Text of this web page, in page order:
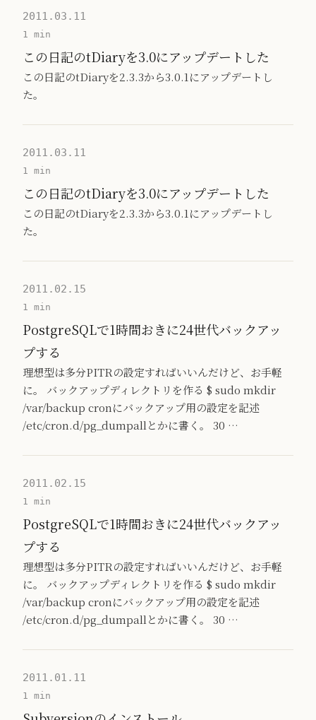
2011.03.11
1 min
この日記のtDiaryを3.0にアップデートした
この日記のtDiaryを2.3.3から3.0.1にアップデートし
た。
2011.03.11
1 min
この日記のtDiaryを3.0にアップデートした
この日記のtDiaryを2.3.3から3.0.1にアップデートし
た。
2011.02.15
1 min
PostgreSQLで1時間おきに24世代バックアッ
プする
理想型は多分PITRの設定すればいいんだけど、お手軽
に。 バックアップディレクトリを作る $ sudo mkdir
/var/backup cronにバックアップ用の設定を記述
/etc/cron.d/pg_dumpallとかに書く。 30 …
2011.02.15
1 min
PostgreSQLで1時間おきに24世代バックアッ
プする
理想型は多分PITRの設定すればいいんだけど、お手軽
に。 バックアップディレクトリを作る $ sudo mkdir
/var/backup cronにバックアップ用の設定を記述
/etc/cron.d/pg_dumpallとかに書く。 30 …
2011.01.11
1 min